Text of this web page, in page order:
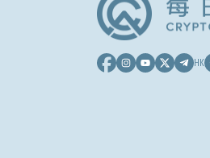
HK